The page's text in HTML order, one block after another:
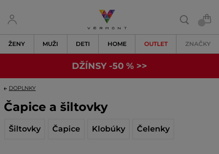
ŽENY MUŽI DETI HOME OUTLET ZNAČKY
DŽÍNSY -50 % >>
DOPLNKY
Čapice a šiltovky
Šiltovky Čapice Klobúky Čelenky